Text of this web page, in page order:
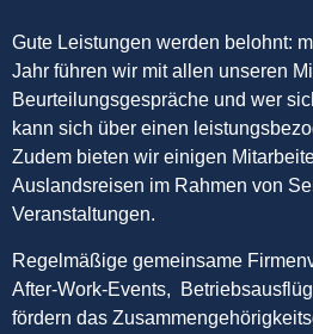
Gute Leistungen werden belohnt:
Jahr führen wir mit allen unseren
Beurteilungsgespräche und wer
kann sich über einen
Zudem bieten wir einigen
Auslandsreisen im Rahmen von
Veranstaltungen.
Regelmäßige gemeinsame
After-Work-Events,
fördern das